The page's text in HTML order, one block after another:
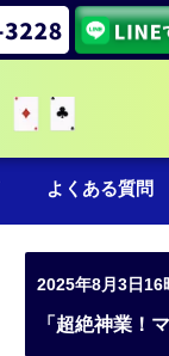
よくある質問
2025年8月3日16
「超絶神業！